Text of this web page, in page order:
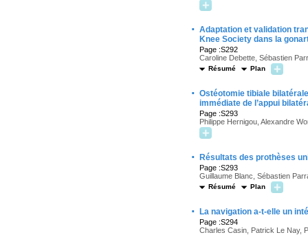
· Adaptation et validation
Knee Society dans la
Page :S292
Caroline Debette, Sébastien
Résumé Plan
· Ostéotomie tibiale
immédiate de l’appui
Page :S293
Philippe Hernigou, Alexandre
· Résultats des prothèses
Page :S293
Guillaume Blanc, Sébastien
Résumé Plan
· La navigation a-t-elle un
Page :S294
Charles Casin, Patrick Le Nay,